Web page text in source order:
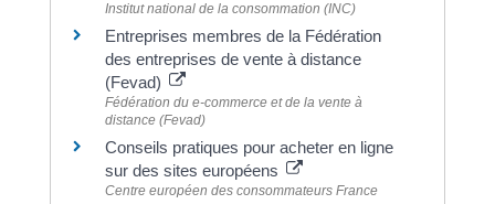
Institut national de la consommation (INC)
Entreprises membres de la Fédération
des entreprises de vente à distance
(Fevad)
Fédération du e-commerce et de la vente à
distance (Fevad)
Conseils pratiques pour acheter en ligne
sur des sites européens
Centre européen des consommateurs France